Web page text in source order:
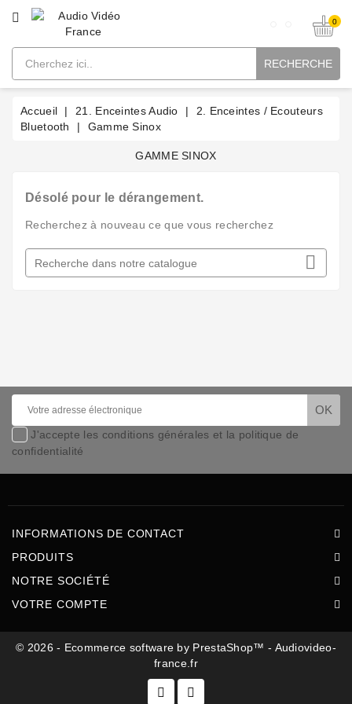
CATÉGORIE
RECHERCHE
0
Accueil 21. Enceintes Audio
2. Enceintes / Ecouteurs
Bluetooth
Gamme Sinox
GAMME SINOX
Désolé pour le dérangement.
Recherchez à nouveau ce que vous recherchez

J'accepte les conditions générales et la politique de
confidentialité
INFORMATIONS DE CONTACT
PRODUITS
NOTRE SOCIÉTÉ
VOTRE COMPTE
© 2026 - Ecommerce software by PrestaShop™ - Audiovideo-
france.fr